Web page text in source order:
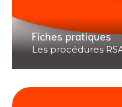
Fiches pratiques
Les procédures